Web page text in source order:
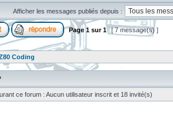
Afficher les messages publiés depuis :
Page1 sur1 [ 7 message(s) ]
Coding
ce forum : Aucun utilisateur inscrit et 18 invité(s)